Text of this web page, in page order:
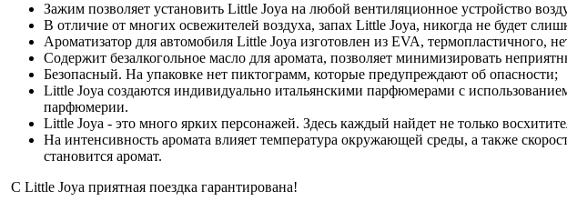
Зажим позволяет установить Little Joya на любой вентиляционное устройство
В отличие от многих освежителей воздуха, запах Little Joya, никогда не будет
Ароматизатор для автомобиля Little Joya изготовлен из EVA, термопластичного,
Содержит безалкогольное масло для аромата, позволяет минимизировать
Безопасный. На упаковке нет пиктограмм, которые предупреждают об опасности;
Little Joya создаются индивидуально итальянскими парфюмерами с
парфюмерии.
Little Joya - это много ярких персонажей. Здесь каждый найдет не только
На интенсивность аромата влияет температура окружающей среды, а также
становится аромат.
С Little Joya приятная поездка гарантирована!